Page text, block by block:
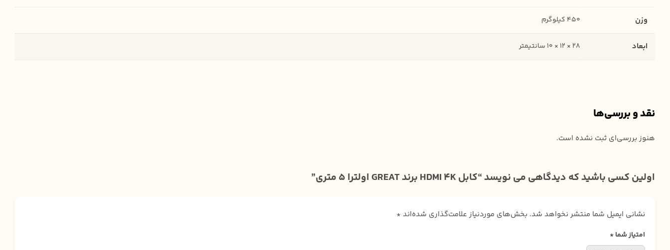
وزن 450 کیلوگرم
ابعاد 28 × 12 × 10 سانتیمتر
نقد و بررسی‌ها
هنوز بررسی‌ای ثبت نشده است.
اولین کسی باشید که دیدگاهی می نویسد “کابل HDMI 4K برند GREAT اولترا 5 متری”
نشانی ایمیل شما منتشر نخواهد شد. بخش‌های موردنیاز علامت‌گذاری شده‌اند *
امتیاز شما*